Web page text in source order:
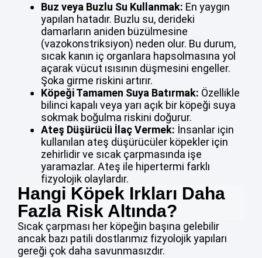
Buz veya Buzlu Su Kullanmak: En yaygın
yapılan hatadır. Buzlu su, derideki
damarların aniden büzülmesine
(vazokonstriksiyon) neden olur. Bu durum,
sıcak kanın iç organlara hapsolmasına yol
açarak vücut ısısının düşmesini engeller.
Şoka girme riskini artırır.
Köpeği Tamamen Suya Batırmak: Özellikle
bilinci kapalı veya yarı açık bir köpeği suya
sokmak boğulma riskini doğurur.
Ateş Düşürücü İlaç Vermek: İnsanlar için
kullanılan ateş düşürücüler köpekler için
zehirlidir ve sıcak çarpmasında işe
yaramazlar. Ateş ile hipertermi farklı
fizyolojik olaylardır.
Hangi Köpek Irkları Daha
Fazla Risk Altında?
Sıcak çarpması her köpeğin başına gelebilir
ancak bazı patili dostlarımız fizyolojik yapıları
gereği çok daha savunmasızdır.